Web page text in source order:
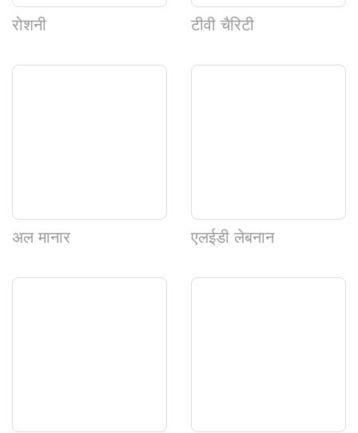
रोशनी टीवी चैरिटी
अल मानार एलईडी लेबनान